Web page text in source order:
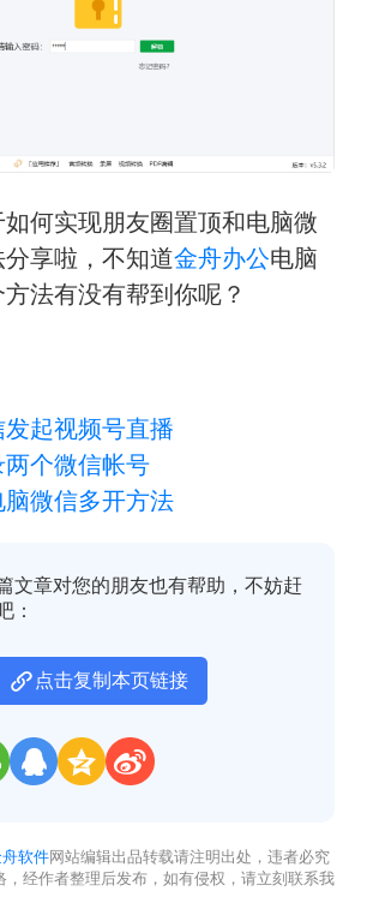
如何实现朋友圈置顶和电脑微
享啦，不知道金舟办公电脑
法有没有帮到你呢？
起视频号直播
个微信帐号
微信多开方法
文章对您的朋友也有帮助，不妨赶
：
点击复制本页链接
软件网站编辑出品转载请注明出处，违者必究
，经作者整理后发布，如有侵权，请立刻联系我